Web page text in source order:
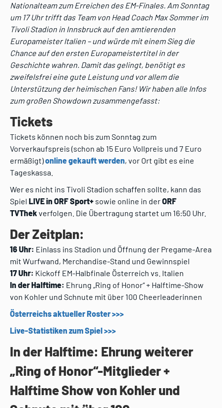
Nationalteam zum Erreichen des EM-Finales. Am Sonntag
um 17 Uhr trifft das Team von Head Coach Max Sommer im
Tivoli Stadion in Innsbruck auf den amtierenden
Europameister Italien – und würde mit einem Sieg die
Chance auf den ersten Europameistertitel in der
Geschichte wahren. Damit das gelingt, benötigt es
zweifelsfrei eine gute Leistung und vor allem die
Unterstützung der heimischen Fans! Wir haben alle Infos
zum großen Showdown zusammengefasst:
Tickets
Tickets können noch bis zum Sonntag zum
Vorverkaufspreis (schon ab 15 Euro Vollpreis und 7 Euro
ermäßigt)online gekauft werden, vor Ort gibt es eine
Tageskassa.
Wer es nicht ins Tivoli Stadion schaffen sollte, kann das
Spiel LIVE in ORF Sport+ sowie online in derORF
TVThek verfolgen. Die Übertragung startet um 16:50 Uhr.
Der Zeitplan:
16 Uhr: Einlass ins Stadion und Öffnung der Pregame-Area
mit Wurfwand, Merchandise-Stand und Gewinnspiel
17 Uhr: Kickoff EM-Halbfinale Österreich vs. Italien
In der Halftime: Ehrung „Ring of Honor“ + Halftime-Show
von Kohler und Schnute mit über 100 Cheerleaderinnen
Österreichs aktueller Roster >>>
Live-Statistiken zum Spiel >>>
In der Halftime: Ehrung weiterer
„Ring of Honor“-Mitglieder +
Halftime Show von Kohler und